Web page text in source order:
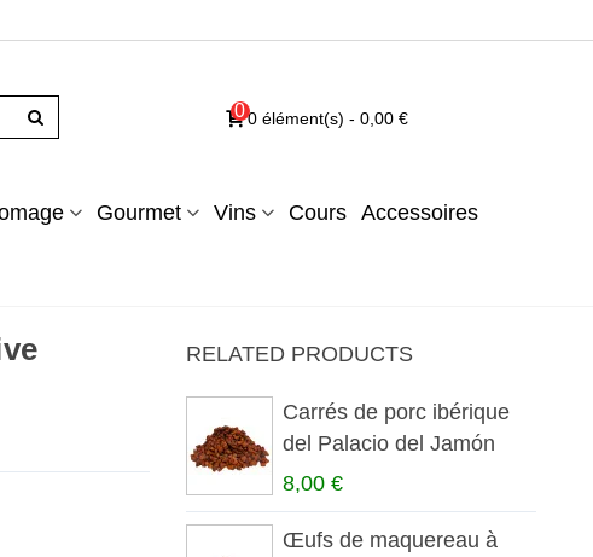
00 élément(s) - 0,00 €
Gourmet Vins Cours Accessoires
RELATED PRODUCTS
Carrés de porc ibérique
del Palacio del Jamón
8,00 €
Œufs de maquereau à